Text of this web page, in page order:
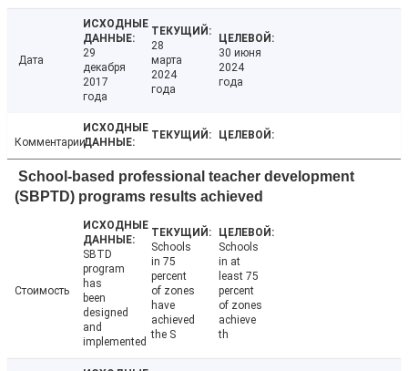
Дата
29
декабря
2017
года
28
марта
2024
года
30 июня
2024
года
Комментарии
School-based professional teacher development
(SBPTD) programs results achieved
Стоимость
SBTD
program
has
been
designed
and
implemented
Schools
in 75
percent
of zones
have
achieved
the S
Schools
in at
least 75
percent
of zones
achieve
th